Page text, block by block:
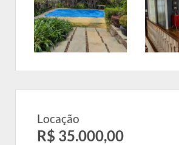
Locação
R$ 35.000,00